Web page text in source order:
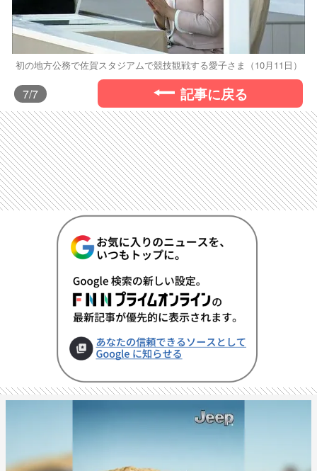
初の地方公務で佐賀スタジアムで競技観戦する愛子さま（10月11日）
7/7 記事に戻る